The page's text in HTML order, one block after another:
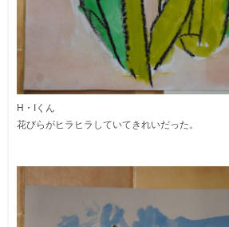
H・Iくん
花びらがヒラヒラしていてきれいだった。